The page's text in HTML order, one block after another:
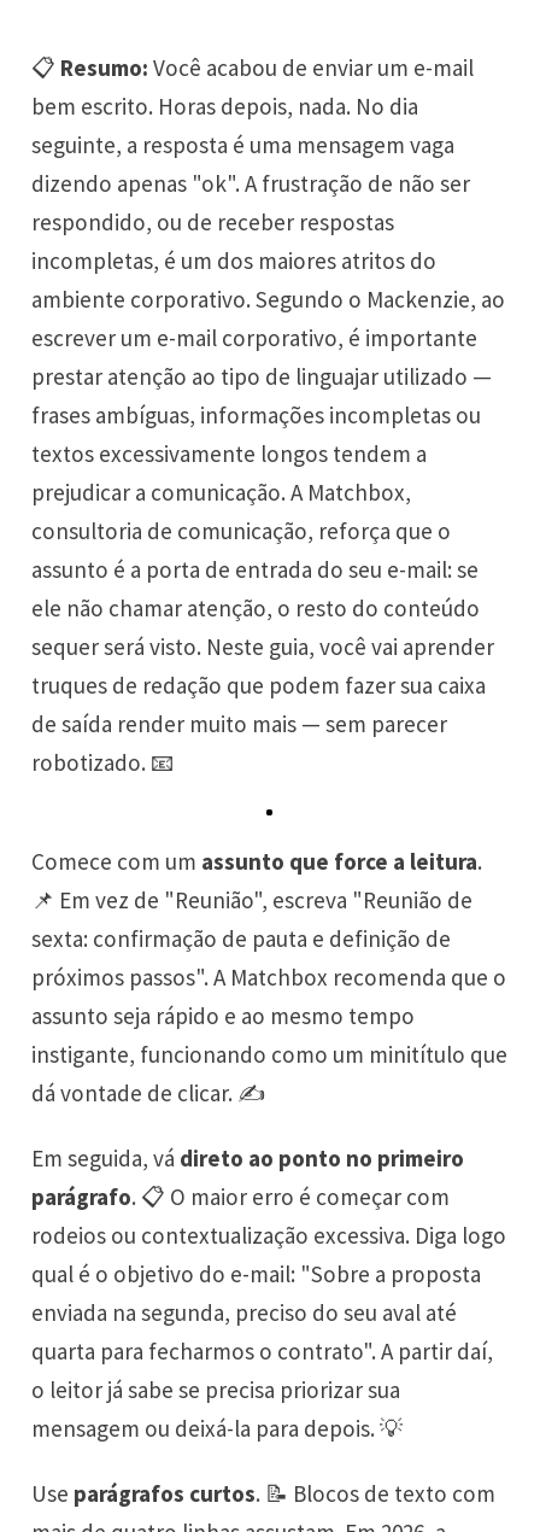
📋 Resumo: Você acabou de enviar um e-mail
bem escrito. Horas depois, nada. No dia
seguinte, a resposta é uma mensagem vaga
dizendo apenas "ok". A frustração de não ser
respondido, ou de receber respostas
incompletas, é um dos maiores atritos do
ambiente corporativo. Segundo o Mackenzie, ao
escrever um e-mail corporativo, é importante
prestar atenção ao tipo de linguajar utilizado —
frases ambíguas, informações incompletas ou
textos excessivamente longos tendem a
prejudicar a comunicação. A Matchbox,
consultoria de comunicação, reforça que o
assunto é a porta de entrada do seu e-mail: se
ele não chamar atenção, o resto do conteúdo
sequer será visto. Neste guia, você vai aprender
truques de redação que podem fazer sua caixa
de saída render muito mais — sem parecer
robotizado. 📧
Comece com um assunto que force a leitura.
📌 Em vez de "Reunião", escreva "Reunião de
sexta: confirmação de pauta e definição de
próximos passos". A Matchbox recomenda que o
assunto seja rápido e ao mesmo tempo
instigante, funcionando como um minitítulo que
dá vontade de clicar. ✍️
Em seguida, vá direto ao ponto no primeiro
parágrafo. 📋 O maior erro é começar com
rodeios ou contextualização excessiva. Diga logo
qual é o objetivo do e-mail: "Sobre a proposta
enviada na segunda, preciso do seu aval até
quarta para fecharmos o contrato". A partir daí,
o leitor já sabe se precisa priorizar sua
mensagem ou deixá-la para depois. 💡
Use parágrafos curtos. 📝 Blocos de texto com